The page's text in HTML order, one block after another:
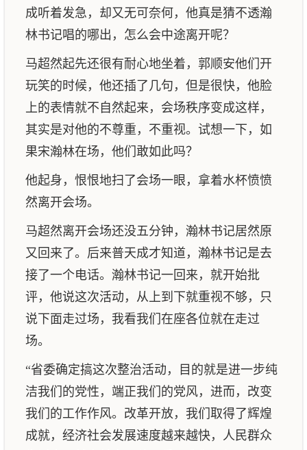
成听着发急，却又无可奈何，他真是猜不透瀚
林书记唱的哪出，怎么会中途离开呢？
马超然起先还很有耐心地坐着，郭顺安他们开
玩笑的时候，他还插了几句，但是很快，他脸
上的表情就不自然起来，会场秩序变成这样，
其实是对他的不尊重，不重视。试想一下，如
果宋瀚林在场，他们敢如此吗？
他起身，恨恨地扫了会场一眼，拿着水杯愤愤
然离开会场。
马超然离开会场还没五分钟，瀚林书记居然原
又回来了。后来普天成才知道，瀚林书记是去
接了一个电话。瀚林书记一回来，就开始批
评，他说这次活动，从上到下就重视不够，只
说下面走过场，我看我们在座各位就在走过
场。
“省委确定搞这次整治活动，目的就是进一步纯
洁我们的党性，端正我们的党风，进而，改变
我们的工作作风。改革开放，我们取得了辉煌
成就，经济社会发展速度越来越快，人民群众